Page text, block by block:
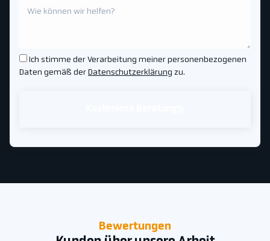
Ich stimme der Verarbeitung meiner personenbezogenen
Daten gemäß der Datenschutzerklärung zu.
Bewertungen